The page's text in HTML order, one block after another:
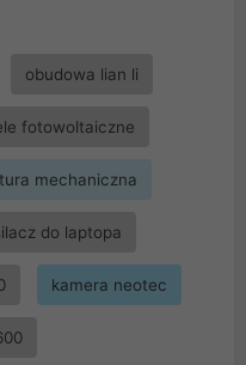
obudowa lian li
fotowoltaiczne
mechaniczna
do laptopa
kamera neotec